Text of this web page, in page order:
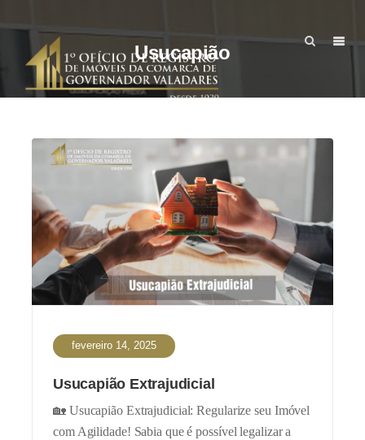
Usucapião
fevereiro 14, 2025
Usucapião Extrajudicial
🏡 Usucapião Extrajudicial: Regularize seu Imóvel
com Agilidade! Sabia que é possível legalizar a